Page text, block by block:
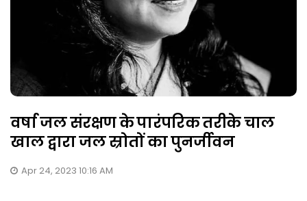
वर्षा जल संरक्षण के पारंपरिक तरीके चाल
खाल द्वारा जल स्रोतों का पुनर्जीवन
Apr 24, 2023 10:16 AM